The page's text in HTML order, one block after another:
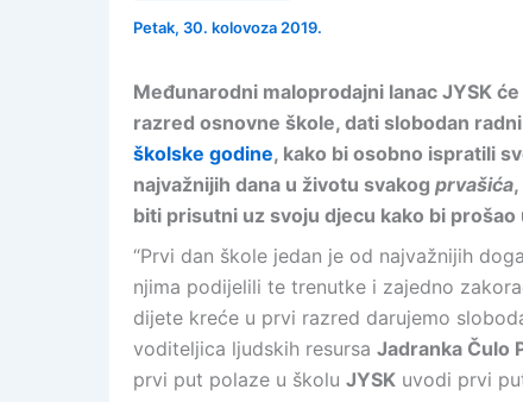
Petak, 30. kolovoza 2019.
Međunarodni maloprodajni lanac JYSK
razred osnovne škole, dati slobodan
školske godine, kako bi osobno ispratili
najvažnijih dana u životu svakog prvašića
biti prisutni uz svoju djecu kako bi
“Prvi dan škole jedan je od najvažnijih
njima podijelili te trenutke i zajedno
dijete kreće u prvi razred darujemo
voditeljica ljudskih resursa Jadranka Čulo
prvi put polaze u školu JYSK uvodi prvi